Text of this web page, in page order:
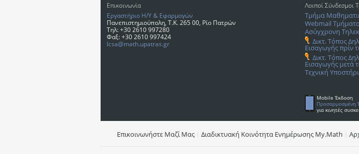
Επικοινωνία
Εργαστήριο Η/Υ & Εφαρμογών
Πανεπιστημιούπολη, T.K. 265 00, Ρίο Πατρών
Τηλ: +30 2610 997280
Φαξ: +30 2610 997424
lcsa@math.upatras.gr
Λοιποί Σύνδεσμοι
Τμήμα
Webmail
Ασύγχρονη
Δικτ. Τόπος
Εισαγωγής πρίν
Δικτ. Τόπος
Εισαγωγής μετά
Τεχνική
Mobile Έκδοση
Προσαρμοσμένη
για κινητές
Επικοινωνήστε Μαζί Μας| Διαδικτυακή Κοινότητα Ενημέρωσης Μy.Math |